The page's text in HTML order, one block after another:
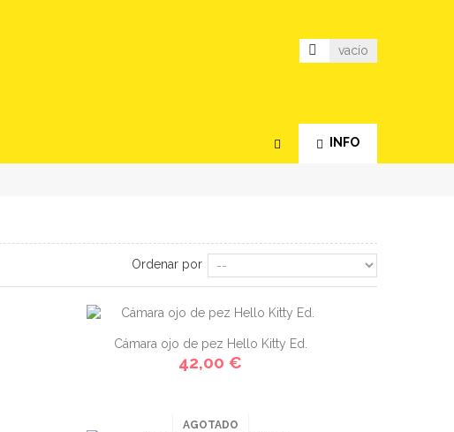
vacío
INFO
Ordenar por
Cámara ojo de pez Hello Kitty Ed.
42,00 €
AGOTADO